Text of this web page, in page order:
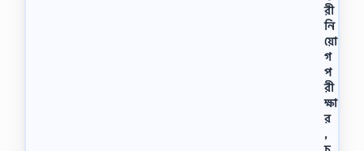
রী
নি
য়ো
গ
প
রী
ক্ষা
র
,